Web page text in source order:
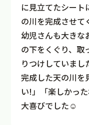
に見立てたシート
の川を完成させて
幼児さんも大きな
の下をくぐり、取
りつけしていまし
完成した天の川を
い!」「楽しかっ
大喜びでした☺︎